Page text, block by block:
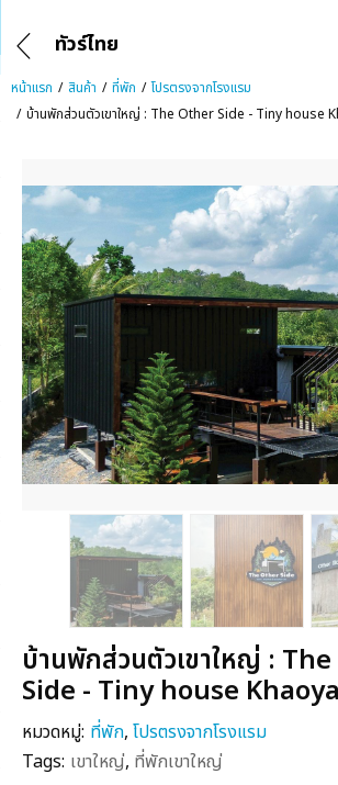
ทัวร์ไทย
หน้าแรก
สินค้า ที่พัก
โปรตรงจากโรงแรม
บ้านพักส่วนตัวเขาใหญ่ : The Other Side - Tiny house
บ้านพักส่วนตัวเขาใหญ่ :
Side - Tiny house
หมวดหมู่: ที่พัก, โปรตรงจากโรงแรม
Tags: เขาใหญ่, ที่พักเขาใหญ่